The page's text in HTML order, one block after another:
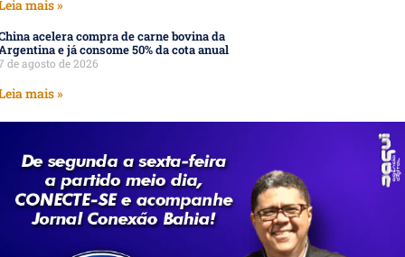
mais »
acelera compra de carne bovina da
e já consome 50% da cota anual
de agosto de 2026
mais »